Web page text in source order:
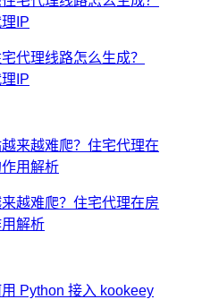
代理线路怎么生成？
IP
越难爬？住宅代理在房
解析